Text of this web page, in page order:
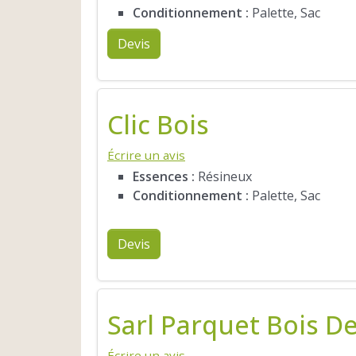
Conditionnement : Palette, Sac
Devis
Clic Bois
Écrire un avis
Essences : Résineux
Conditionnement : Palette, Sac
Devis
Sarl Parquet Bois